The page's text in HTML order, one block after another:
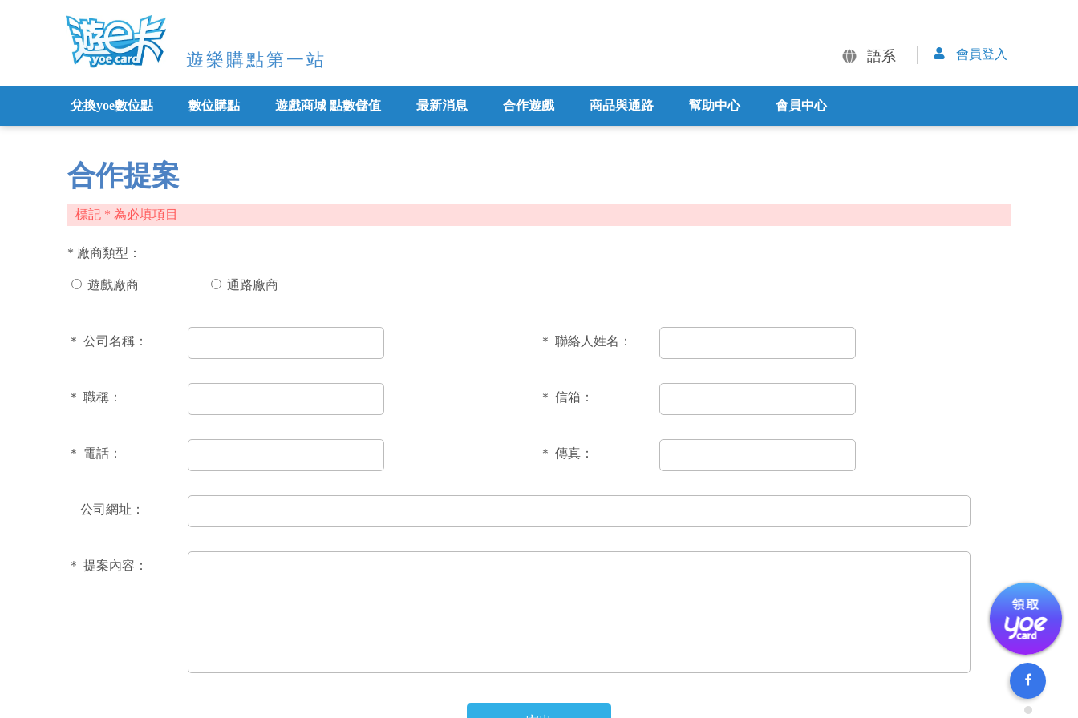
遊樂購點第一站 語系 會員登入
兌換yoe數位點 數位購點 遊戲商城 點數儲值 最新消息 合作遊戲 商品與通路 幫助中心 會員中心
合作提案
標記 * 為必填項目
* 廠商類型：
遊戲廠商 通路廠商
＊ 公司名稱： ＊ 聯絡人姓名：
＊ 職稱： ＊ 信箱：
＊ 電話： ＊ 傳真：
公司網址：
＊ 提案內容：